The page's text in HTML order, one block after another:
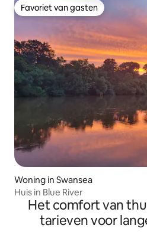
Favoriet van gasten
Favoriet van gasten
Woning in Swansea
Huis in Blue River
Het comfort van
tarieven voor